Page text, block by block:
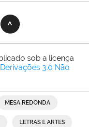
sob a licença
3.0 Não
MESA REDONDA
LETRAS E ARTES